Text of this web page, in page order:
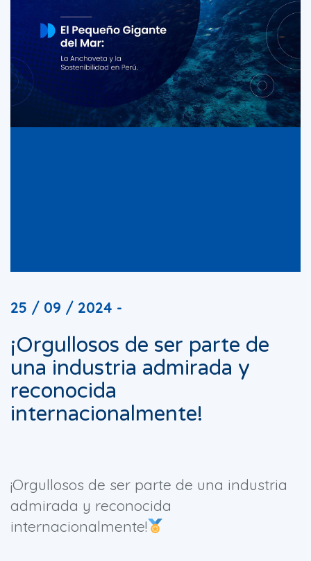
25 / 09 / 2024 -
¡Orgullosos de ser parte de
una industria admirada y
reconocida
internacionalmente!
¡Orgullosos de ser parte de una industria
admirada y reconocida
internacionalmente!